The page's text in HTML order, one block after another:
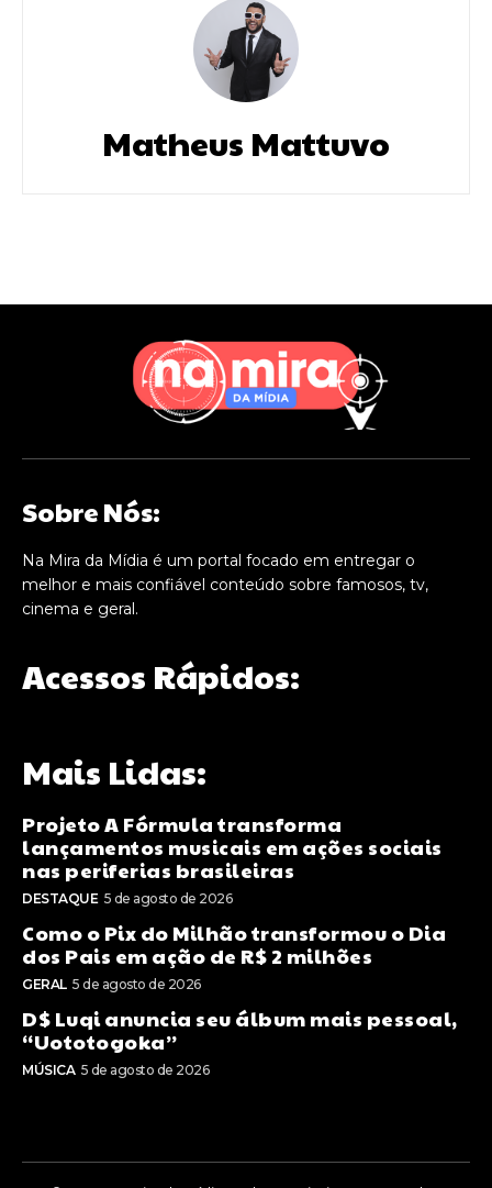
Matheus Mattuvo
Sobre Nós:
Na Mira da Mídia é um portal focado em entregar o
melhor e mais confiável conteúdo sobre famosos, tv,
cinema e geral.
Acessos Rápidos:
Mais Lidas:
Projeto A Fórmula transforma
lançamentos musicais em ações sociais
nas periferias brasileiras
DESTAQUE 5 de agosto de 2026
Como o Pix do Milhão transformou o Dia
dos Pais em ação de R$ 2 milhões
GERAL 5 de agosto de 2026
D$ Luqi anuncia seu álbum mais pessoal,
“Uototogoka”
MÚSICA 5 de agosto de 2026